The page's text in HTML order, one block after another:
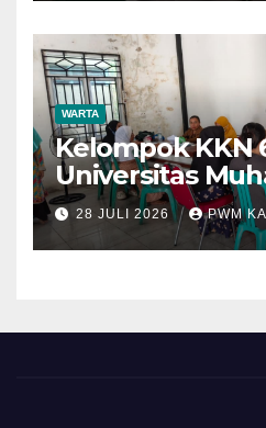
WARTA
Kelompok KKN
Universitas
Pontianak
Cat Bangunan
Pelayanan
28 JULI 2026 PWM